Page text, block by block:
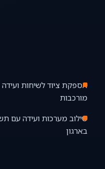
אספקת ציוד לשיחות
מורכבות
שילוב מערכות ועידה עם
בארגון